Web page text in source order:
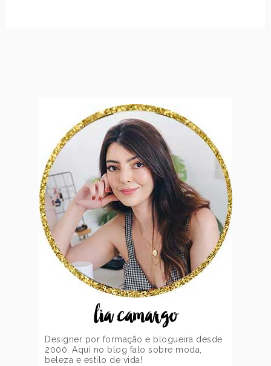
lia camargo
Designer por formação e blogueira desde
2000. Aqui no blog falo sobre moda,
beleza e estilo de vida!